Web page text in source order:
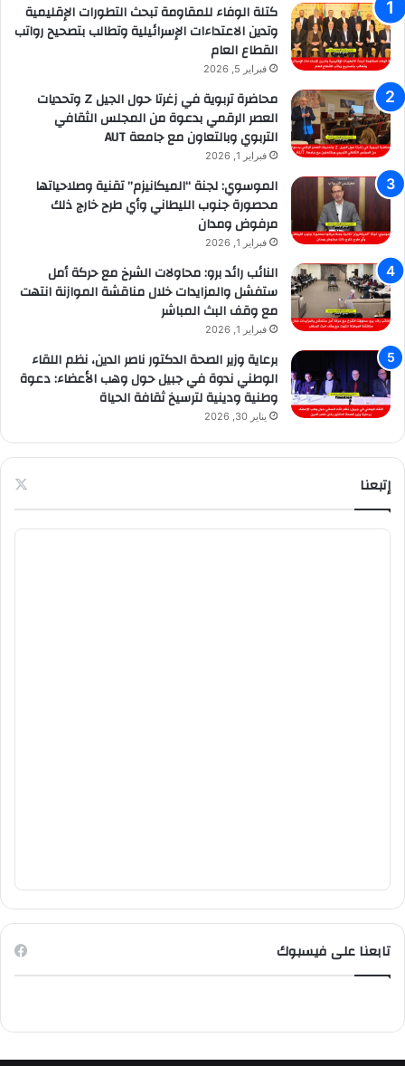
كتلة الوفاء للمقاومة تبحث التطورات الإقليمية
وتدين الاعتداءات الإسرائيلية وتطالب بتصحيح رواتب
القطاع العام
فبراير 5, 2026
محاضرة تربوية في زغرتا حول الجيل Z وتحديات
العصر الرقمي بدعوة من المجلس الثقافي
التربوي وبالتعاون مع جامعة AUT
فبراير 1, 2026
الموسوي: لجنة “الميكانيزم” تقنية وصلاحياتها
محصورة جنوب الليطاني وأي طرح خارج ذلك
مرفوض ومدان
فبراير 1, 2026
النائب رائد برو: محاولات الشرخ مع حركة أمل
ستفشل والمزايدات خلال مناقشة الموازنة انتهت
مع وقف البث المباشر
فبراير 1, 2026
برعاية وزير الصحة الدكتور ناصر الدين، نظم اللقاء
الوطني ندوة في جبيل حول وهب الأعضاء: دعوة
وطنية ودينية لترسيخ ثقافة الحياة
يناير 30, 2026
إتبعنا
تابعنا على فيسبوك